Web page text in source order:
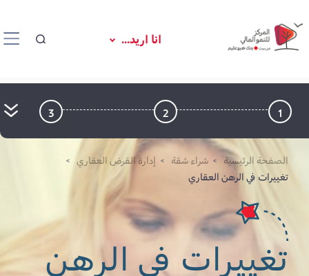
انا اريد...
1
2
3
الصفحة الرئيسية شراء شقة
إدارة القرض العقاري
تغييرات في الرهن العقاري
تغييرات في الرهن